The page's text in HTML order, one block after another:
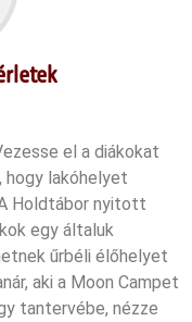
el a diákokat
hogy lakóhelyet
Holdtábor nyitott
egy általuk
űrbéli élőhelyet
aki a Moon Campet
tantervébe, nézze